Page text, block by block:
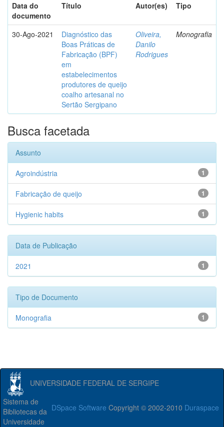
Data do
documento
Título Autor(es) Tipo
30-Ago-2021
Diagnóstico das
Boas Práticas de
Fabricação (BPF)
em
estabelecimentos
produtores de queijo
coalho artesanal no
Sertão Sergipano
Oliveira,
Danilo
Rodrigues
Monografia
Busca facetada
Assunto
1
Agroindústria
1
Fabricação de queijo
1
Hygienic habits
Data de Publicação
1
2021
Tipo de Documento
1
Monografia
UNIVERSIDADE FEDERAL DE SERGIPE
DSpace Software Copyright © 2002-2010 Duraspace
Sistema de
Bibliotecas da
Universidade